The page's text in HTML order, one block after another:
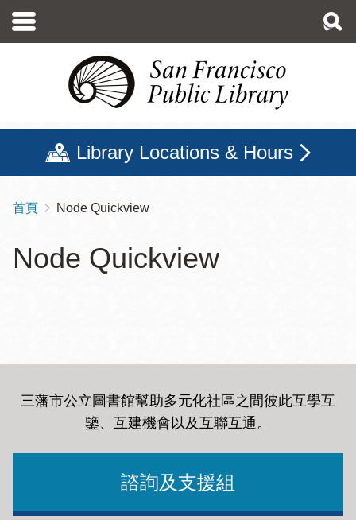
至
Library Locations & Hours
導
連
首頁 Node Quickview
Node Quickview
三藩市公立圖書館幫助多元化社區之間彼此互學互
鑒、互建機會以及互聯互通。
諮詢及支援組